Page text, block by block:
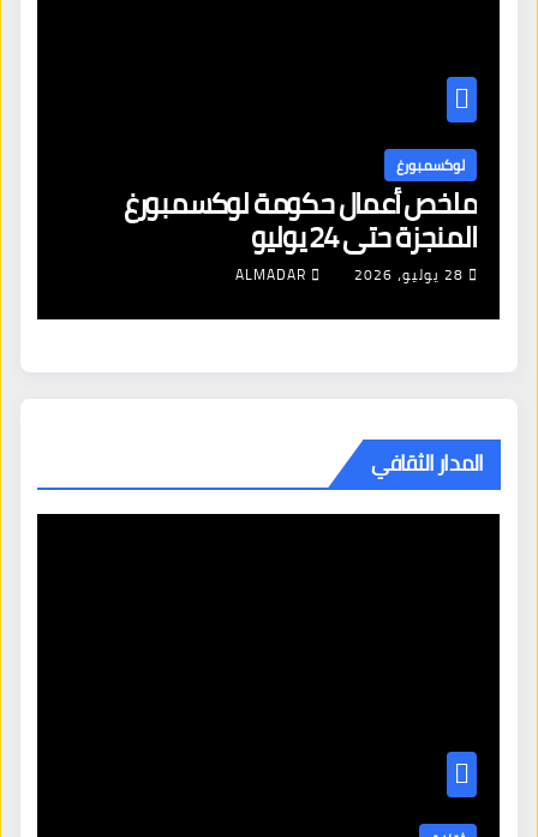
لوكسمبورغ
القضاء يكبح التشريع: تعليق دستوري
لقواعد الاستقبال المهاجرين في اوروبا
4 أغسطس، 2026 ALMADAR
المدار الثقافي